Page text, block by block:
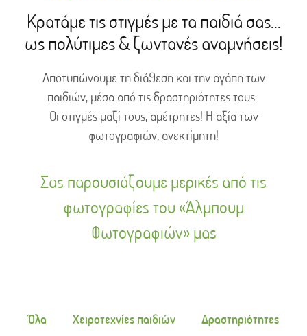
Κρατάμε τις στιγμές με τα παιδιά σας...
ως πολύτιμες & ζωντανές αναμνήσεις!
Αποτυπώνουμε τη διάθεση και την αγάπη των
παιδιών, μέσα από τις δραστηριότητες τους.
Οι στιγμές μαζί τους, αμέτρητες! Η αξία των
φωτογραφιών, ανεκτίμητη!
Σας παρουσιάζουμε μερικές από τις
φωτογραφίες του «Άλμπουμ
Φωτογραφιών» μας
Όλα Χειροτεχνίες παιδιών Δραστηριότητες